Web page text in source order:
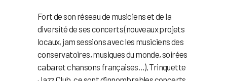
Fort de son réseau de musiciens et de la
diversité de ses concerts (nouveaux projets
locaux, jam sessions avec les musiciens des
conservatoires, musiques du monde, soirées
cabaret chansons françaises…), Trinquette